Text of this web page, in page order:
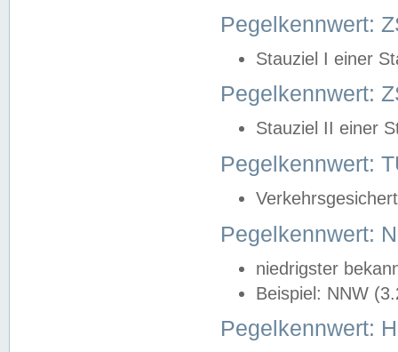
Pegelkennwert:
Stauziel I einer
Pegelkennwert:
Stauziel II einer
Pegelkennwert:
Pegelkennwert:
niedrigster
Beispiel: NNW
Pegelkennwert: